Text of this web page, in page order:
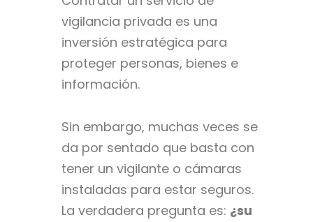
vigilancia privada es una
inversión estratégica para
proteger personas, bienes e
información.
Sin embargo, muchas veces se
da por sentado que basta con
tener un vigilante o cámaras
instaladas para estar seguros.
La verdadera pregunta es: ¿su